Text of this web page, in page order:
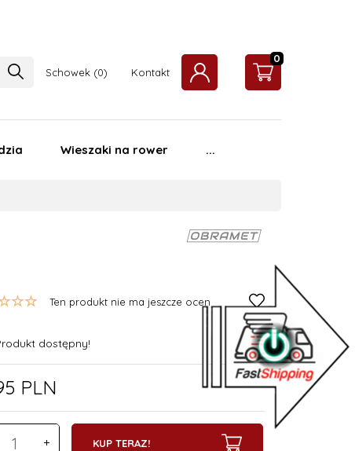
Schowek Kontakt
0
Wieszaki na rower ...
Ten produkt nie ma jeszcze ocen
dostępny!
PLN
KUP TERAZ!